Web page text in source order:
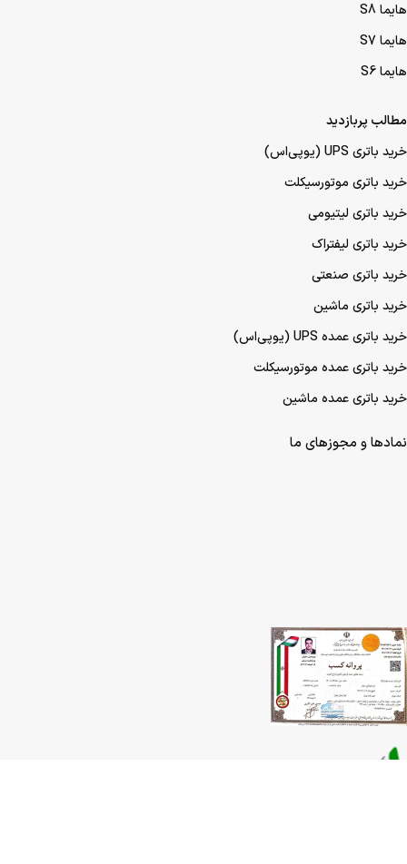
هایما S8
هایما S7
هایما S6
مطالب پربازدید
خرید باتری UPS (یو‌پی‌اس)
خرید باتری موتورسیکلت
خرید باتری لیتیومی
خرید باتری لیفتراک
خرید باتری صنعتی
خرید باتری ماشین
خرید باتری عمده UPS (یو‌پی‌اس)
خرید باتری عمده موتورسیکلت
خرید باتری عمده ماشین
نمادها و مجوزهای ما